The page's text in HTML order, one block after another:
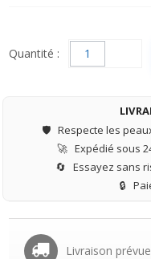
Quantité :
🛡️ Respecte les
🚀 Expédié sous
🔄 Essayez sans
🔒
Livraison